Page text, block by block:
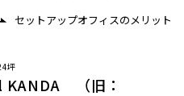
セットアップオフィスのメリット
坪
KANDA （旧：